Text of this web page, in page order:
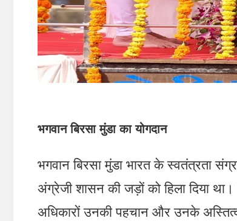
भगवान बिरसा मुंडा का योगदान
भगवान बिरसा मुंडा भारत के स्वतंत्रता
अंग्रेजी शासन की जड़ों को हिला दिया
अधिकारों उनकी पहचान और उनके